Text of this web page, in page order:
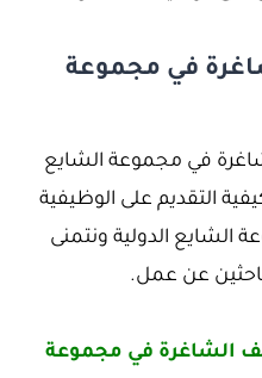
في مجموعة
في مجموعة الشايع
التقديم على الوظيفية
الدولية ونتمنى
عن عمل.
الشاغرة في مجموعة